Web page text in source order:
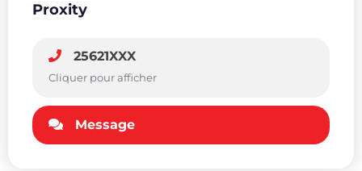
Proxity
25621XXX
Cliquer pour afficher
Message